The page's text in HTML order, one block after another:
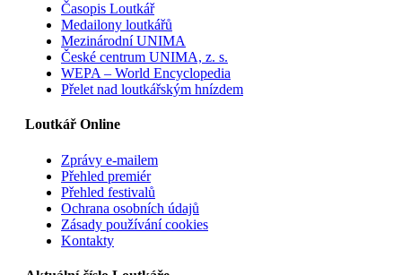
Časopis Loutkář
Medailony loutkářů
Mezinárodní UNIMA
České centrum UNIMA, z. s.
WEPA – World Encyclopedia
Přelet nad loutkářským hnízdem
Loutkář Online
Zprávy e-mailem
Přehled premiér
Přehled festivalů
Ochrana osobních údajů
Zásady používání cookies
Kontakty